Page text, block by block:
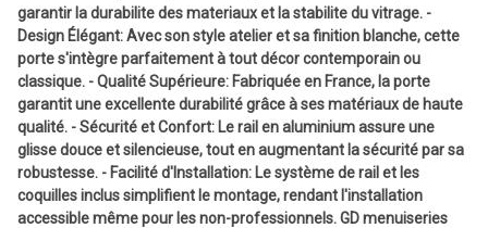
garantir la durabilite des materiaux et la stabilite du vitrage. -
Design Élégant: Avec son style atelier et sa finition blanche, cette
porte s'intègre parfaitement à tout décor contemporain ou
classique. - Qualité Supérieure: Fabriquée en France, la porte
garantit une excellente durabilité grâce à ses matériaux de haute
qualité. - Sécurité et Confort: Le rail en aluminium assure une
glisse douce et silencieuse, tout en augmentant la sécurité par sa
robustesse. - Facilité d'Installation: Le système de rail et les
coquilles inclus simplifient le montage, rendant l'installation
accessible même pour les non-professionnels. GD menuiseries